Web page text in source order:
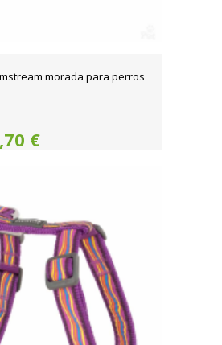
morada para perros
€